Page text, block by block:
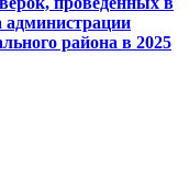
администрации
района в 2025